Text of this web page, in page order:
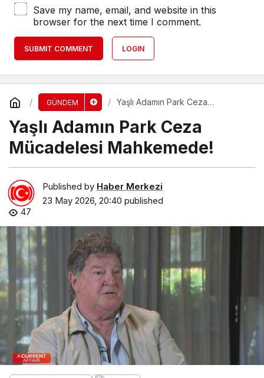
Save my name, email, and website in this
browser for the next time I comment.
SUBMIT COMMENT LOGIN
GÜNDEM
Yaşlı Adamın Park Ceza
Yaşlı Adamın Park Ceza
Mücadelesi Mahkemede!
Published by Haber Merkezi
23 May 2026, 20:40 published
47